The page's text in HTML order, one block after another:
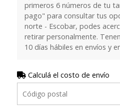
primeros 6 números de tu
pago" para consultar tus
norte - Escobar, podes
retirar personalmente.
10 días hábiles en envíos y
Calculá el costo de envío